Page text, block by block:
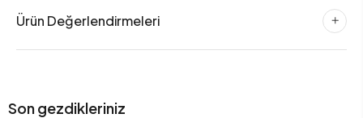
Ürün Değerlendirmeleri
Son gezdikleriniz